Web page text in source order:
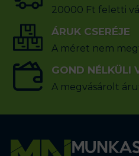
20000 Ft feletti
ÁRUK CSERÉJE
A méret nem
GOND NÉLKÜLI
A megvásárolt